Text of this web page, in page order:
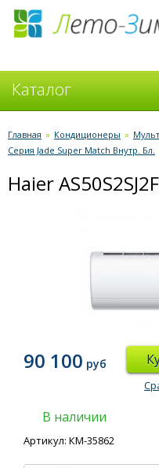
Каталог
Кондиционеры
Главная » Кондиционеры »
Серия Jade Super Match Внутр. Бл.
Haier
90 100 руб
В наличии
Артикул: КМ-35862